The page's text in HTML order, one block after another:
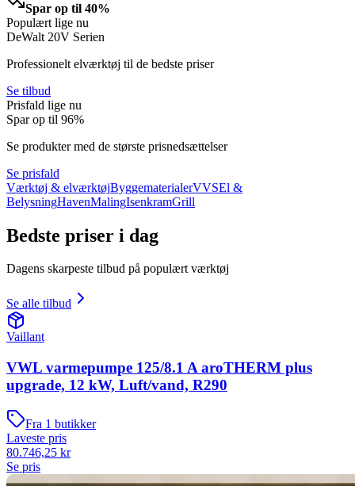
Spar op til 40%
Populært lige nu
DeWalt 20V Serien
Professionelt elværktøj til de bedste priser
Se tilbud
Prisfald lige nu
Spar op til 96%
Se produkter med de største prisnedsættelser
Se prisfald
Værktøj & elværktøjByggematerialerVVSEl &
BelysningHavenMalingIsenkramGrill
Bedste priser i dag
Dagens skarpeste tilbud på populært værktøj
Se alle tilbud
Vaillant
VWL varmepumpe 125/8.1 A aroTHERM plus
upgrade, 12 kW, Luft/vand, R290
Fra 1 butikker
Laveste pris
80.746,25 kr
Se pris